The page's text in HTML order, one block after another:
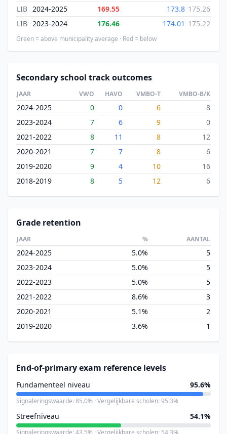
LIB 2024-2025 169.55 173.8 175.26
LIB 2023-2024 176.46 174.01 175.22
Green = above municipality average · Red = below
Secondary school track outcomes
JAAR VWO HAVO VMBO-T VMBO-B/K
2024-2025 0 0 6
8
2023-2024
7 6 9
0
2021-2022
8 11 8
12
2020-2021
7 7 8
6
2019-2020
9 4 10
16
2018-2019
8 5 12 6
Grade retention
JAAR % AANTAL
2024-2025 5.0%
5
2023-2024
5.0%
5
2022-2023
5.0%
5
2021-2022
8.6%
3
2020-2021
5.1%
2
2019-2020
3.6% 1
End-of-primary exam reference levels
Fundamenteel niveau 95.6%
Signaleringswaarde: 85.0% · Vergelijkbare scholen: 95.3%
Streefniveau 54.1%
Signaleringswaarde: 43.5% · Vergelijkbare scholen: 54.3%